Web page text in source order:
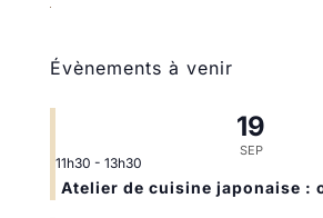
Évènements à venir
19
SEP
11h30 - 13h30
Atelier de cuisine japonaise :